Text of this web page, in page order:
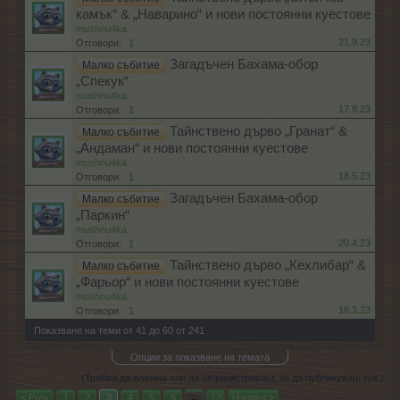
камък“ & „Наварино“ и нови постоянни куестове
mushnu4ka
Отговори:
1 21.9.23
Малко събитие
Загадъчен Бахама-обор
„Спекук“
mushnu4ka
Отговори:
1 17.8.23
Малко събитие
Тайнствено дърво „Гранат“ &
„Андаман“ и нови постоянни куестове
mushnu4ka
Отговори:
1 18.5.23
Малко събитие
Загадъчен Бахама-обор
„Паркин“
mushnu4ka
Отговори:
1 20.4.23
Малко събитие
Тайнствено дърво „Кехлибар“ &
„Фарьор“ и нови постоянни куестове
mushnu4ka
Отговори:
1
16.3.23
Показване на теми от 41 до 60 от 241
Опции за показване на темата
(Трябва да влезеш или да се регистрираш, за да публикуваш тук.)
< Prev
1 2 3 4 5 6 → 13 Напред >